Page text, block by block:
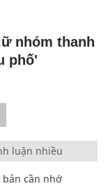
nhóm thanh
phố'
luận nhiều
bản cần nhớ